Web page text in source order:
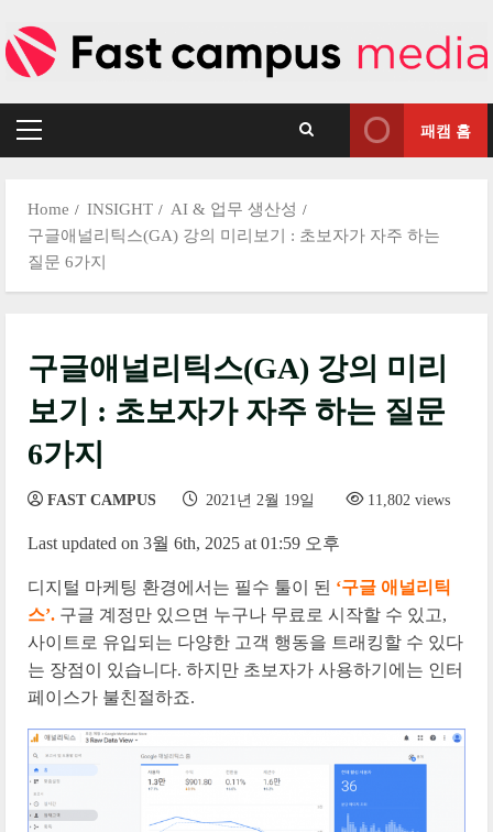
to
content
Primary
패캠 홈
Home INSIGHT
AI & 업무 생산성
구글애널리틱스(GA) 강의 미리보기 : 초보자가 자주 하는
질문 6가지
구글애널리틱스(GA) 강의 미리
보기 : 초보자가 자주 하는 질문
6가지
FAST CAMPUS 2021년 2월 19일 11,802 views
Last updated on 3월 6th, 2025 at 01:59 오후
디지털 마케팅 환경에서는 필수 툴이 된 ‘구글 애널리틱
스’. 구글 계정만 있으면 누구나 무료로 시작할 수 있고,
사이트로 유입되는 다양한 고객 행동을 트래킹할 수 있다
는 장점이 있습니다. 하지만 초보자가 사용하기에는 인터
페이스가 불친절하죠.